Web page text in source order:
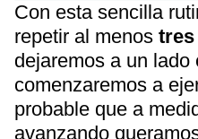
Con esta sencilla
repetir al menos tres
dejaremos a un
comenzaremos a
probable que a
avanzando